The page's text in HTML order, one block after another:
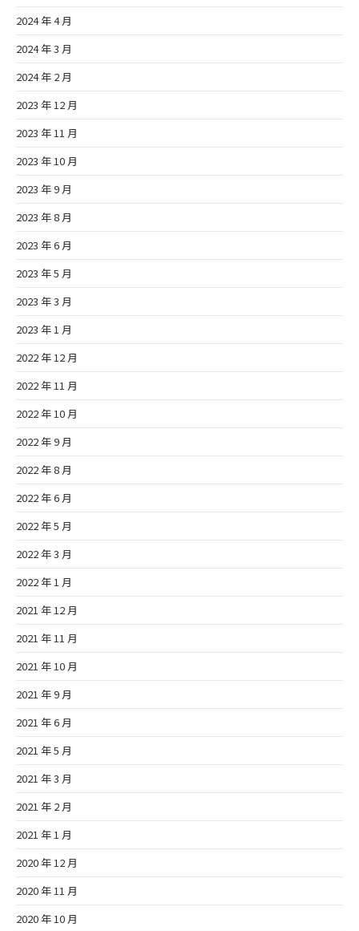
2024 年 4 月
2024 年 3 月
2024 年 2 月
2023 年 12 月
2023 年 11 月
2023 年 10 月
2023 年 9 月
2023 年 8 月
2023 年 6 月
2023 年 5 月
2023 年 3 月
2023 年 1 月
2022 年 12 月
2022 年 11 月
2022 年 10 月
2022 年 9 月
2022 年 8 月
2022 年 6 月
2022 年 5 月
2022 年 3 月
2022 年 1 月
2021 年 12 月
2021 年 11 月
2021 年 10 月
2021 年 9 月
2021 年 6 月
2021 年 5 月
2021 年 3 月
2021 年 2 月
2021 年 1 月
2020 年 12 月
2020 年 11 月
2020 年 10 月